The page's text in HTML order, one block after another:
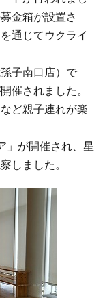
金箱が設置さ
通じてウクライ
子南口店）で
催されました。
ど親子連れが楽
」が開催され、星
しました。